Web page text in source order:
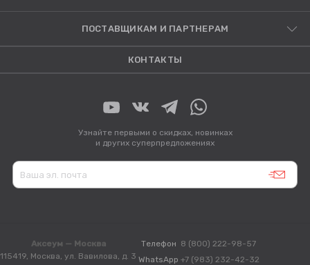
ПОСТАВЩИКАМ И ПАРТНЕРАМ
КОНТАКТЫ
Узнайте первыми о скидках, новинках
и других суперпредложениях
Аксеум — Москва
115419, Москва, ул. Вавилова, д. 3
Телефон 8 (800) 222-98-57
WhatsApp +7 (983) 232-42-32